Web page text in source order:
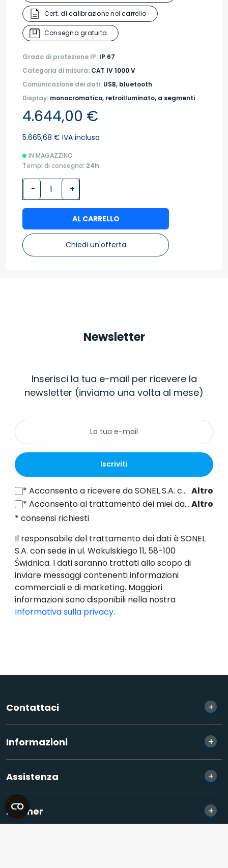
Cert. di calibrazione nel carrello
Consegna gratuita
Grado di protezione IP: IP 67
Categoria di misura: CAT IV 1000 V
Comunicazione dei dati: USB, bluetooth
Display: monocromatico, retroilluminato, a segmenti
4.644,00 €
5.665,68 € IVA inclusa
IN MAGAZZINO
Tempi di consegna: 24h
- +
AL CARRELLO
Chiedi un'offerta
Newsletter
Inserisci la tua e-mail per ricevere la
newsletter (inviamo una volta al mese)
Iscriviti
*Acconsento a ricevere da SONEL S.A. con sede in ul. Wokulskiego 11, 58-100 Świdnica informazioni commerciali per via elettronica (all'indirizzo e-mail fornito) a fini di marketing, ai sensi dell'articolo 398 della legge del 12 luglio 2024 sul diritto delle comunicazioni elettroniche.
Altro
*Acconsento al trattamento dei miei dati personali (indirizzo e-mail) da parte di SONEL S.A. con sede in ul. Wokulskiego 11, 58-100 Świdnica, ai fini dell'invio di newsletter contenenti informazioni commerciali e di marketing, ai sensi dell'art. 6, comma 1, lettera a) del Regolamento generale sulla protezione dei dati (GDPR). Altro
* consensi richiesti
Il responsabile del trattamento dei dati è SONEL
S.A. con sede in ul. Wokulskiego 11, 58-100
Świdnica. I dati saranno trattati allo scopo di
inviare messaggi contenenti informazioni
commerciali e di marketing. Maggiori
informazioni sono disponibili nella nostra
Informativa sulla privacy.
Contattaci +
Informazioni +
Assistenza +
Partner +